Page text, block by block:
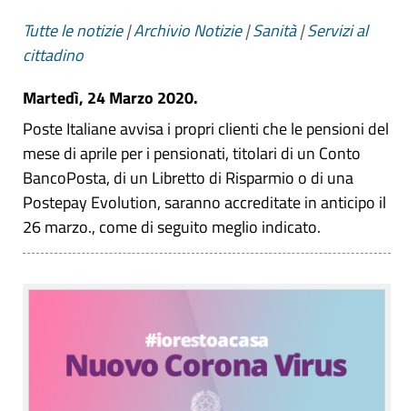
Tutte le notizie|Archivio Notizie|Sanità|Servizi al
cittadino
Martedì, 24 Marzo 2020.
Poste Italiane avvisa i propri clienti che le pensioni del
mese di aprile per i pensionati, titolari di un Conto
BancoPosta, di un Libretto di Risparmio o di una
Postepay Evolution, saranno accreditate in anticipo il
26 marzo., come di seguito meglio indicato.